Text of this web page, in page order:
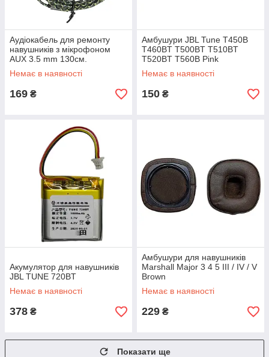
Аудіокабель для ремонту
навушників з мікрофоном
AUX 3.5 mm 130см.
Немає в наявності
169 ₴
Амбушури JBL Tune T450B
T460BT T500BT T510BT
T520BT T560B Pink
Немає в наявності
150 ₴
Акумулятор для навушників
JBL TUNE 720BT
Немає в наявності
378 ₴
Амбушури для навушників
Marshall Major 3 4 5 III / IV / V
Brown
Немає в наявності
229 ₴
Показати ще